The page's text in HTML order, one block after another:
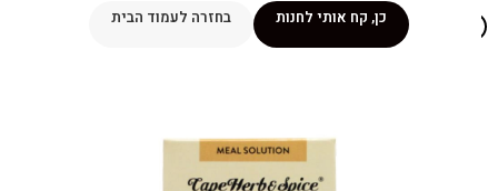
כן, קח אותי לחנות בחזרה לעמוד הבית